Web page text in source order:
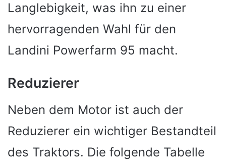
Langlebigkeit, was ihn zu einer
hervorragenden Wahl für den
Landini Powerfarm 95 macht.
Reduzierer
Neben dem Motor ist auch der
Reduzierer ein wichtiger Bestandteil
des Traktors. Die folgende Tabelle